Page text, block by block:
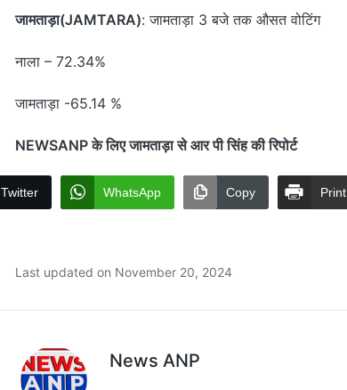
जामताड़ा(JAMTARA): जामताड़ा 3 बजे तक औसत वोटिंग
नाला – 72.34%
जामताड़ा -65.14 %
NEWSANP के लिए जामताड़ा से आर पी सिंह की रिपोर्ट
Twitter WhatsApp Copy Print
Last updated on November 20, 2024
News ANP